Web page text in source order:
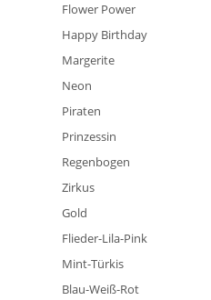
Flower Power
Happy Birthday
Margerite
Neon
Piraten
Prinzessin
Regenbogen
Zirkus
Gold
Flieder-Lila-Pink
Mint-Türkis
Blau-Weiß-Rot